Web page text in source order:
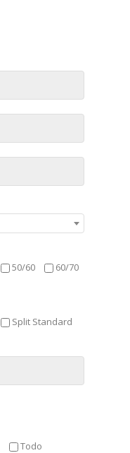
50/60
60/70
Split Standard
Todo